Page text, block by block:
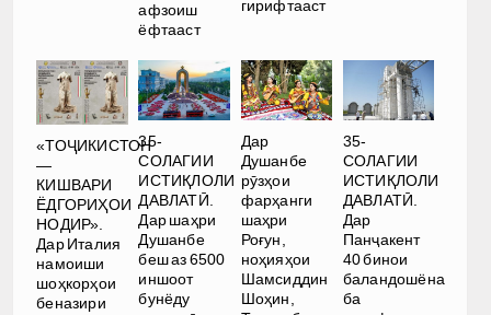
афзоиш
ёфтааст
гирифтааст
«ТОҶИКИСТОН
—
КИШВАРИ
ЁДГОРИҲОИ
НОДИР».
Дар Италия
намоиши
шоҳкорҳои
беназири
35-
СОЛАГИИ
ИСТИҚЛОЛИ
ДАВЛАТӢ.
Дар шаҳри
Душанбе
беш аз 6500
иншоот
бунёду
Дар
Душанбе
рӯзҳои
фарҳанги
шаҳри
Роғун,
ноҳияҳои
Шамсиддин
Шоҳин,
35-
СОЛАГИИ
ИСТИҚЛОЛИ
ДАВЛАТӢ.
Дар
Панҷакент
40 бинои
баландошёна
ба